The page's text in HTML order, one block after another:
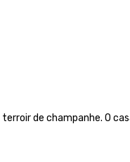
de champanhe. O